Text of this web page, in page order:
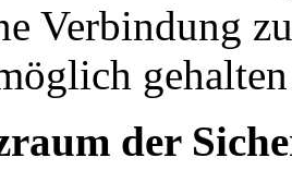
Verbindung
der